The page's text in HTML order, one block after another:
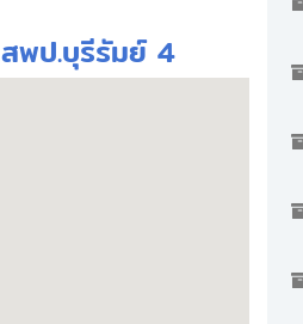
สพป.บุรีรัมย์ 4